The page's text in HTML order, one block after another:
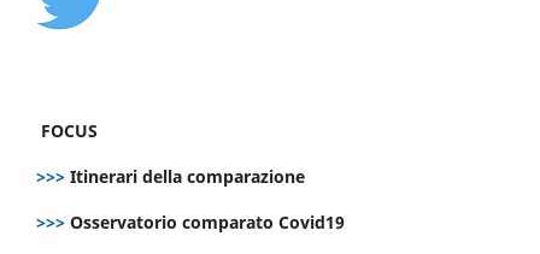
FOCUS
>>> Itinerari della comparazione
>>> Osservatorio comparato Covid19